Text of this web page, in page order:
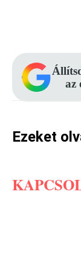
az
Ezeket